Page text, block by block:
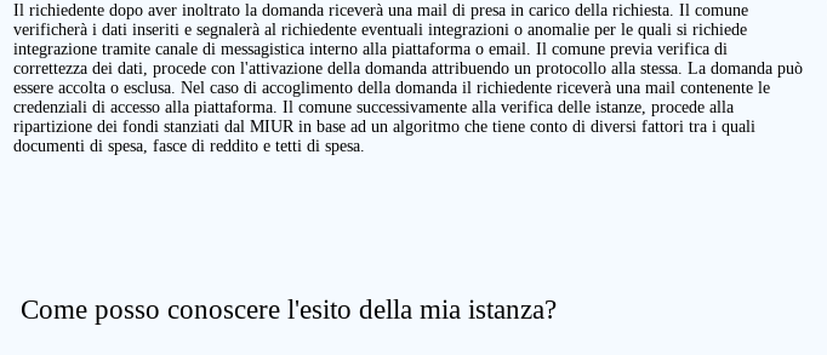
Il richiedente dopo aver inoltrato la domanda riceverà una mail di presa in carico della richiesta. Il comune
verificherà i dati inseriti e segnalerà al richiedente eventuali integrazioni o anomalie per le quali si richiede
integrazione tramite canale di messagistica interno alla piattaforma o email. Il comune previa verifica di
correttezza dei dati, procede con l'attivazione della domanda attribuendo un protocollo alla stessa. La domanda può
essere accolta o esclusa. Nel caso di accoglimento della domanda il richiedente riceverà una mail contenente le
credenziali di accesso alla piattaforma. Il comune successivamente alla verifica delle istanze, procede alla
ripartizione dei fondi stanziati dal MIUR in base ad un algoritmo che tiene conto di diversi fattori tra i quali
documenti di spesa, fasce di reddito e tetti di spesa.
Come posso conoscere l'esito della mia istanza?